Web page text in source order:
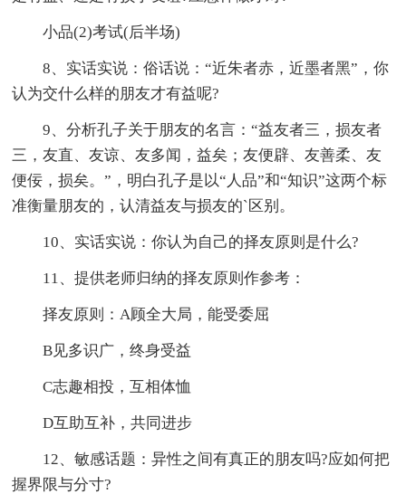
小品(2)考试(后半场)
8、实话实说：俗话说：“近朱者赤，近墨者黑”，你
认为交什么样的朋友才有益呢?
9、分析孔子关于朋友的名言：“益友者三，损友者
三，友直、友谅、友多闻，益矣；友便辟、友善柔、友
便佞，损矣。”，明白孔子是以“人品”和“知识”这两个标
准衡量朋友的，认清益友与损友的`区别。
10、实话实说：你认为自己的择友原则是什么?
11、提供老师归纳的择友原则作参考：
择友原则：A顾全大局，能受委屈
B见多识广，终身受益
C志趣相投，互相体恤
D互助互补，共同进步
12、敏感话题：异性之间有真正的朋友吗?应如何把
握界限与分寸?